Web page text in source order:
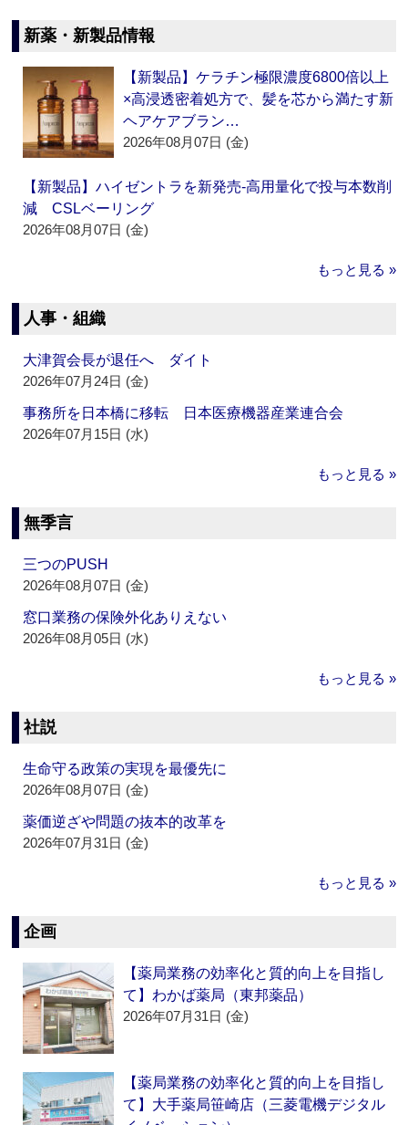
新薬・新製品情報
【新製品】ケラチン極限濃度6800倍以上
×高浸透密着処方で、髪を芯から満たす新
ヘアケアブラン…
2026年08月07日 (金)
【新製品】ハイゼントラを新発売‐高用量化で投与本数削
減 CSLベーリング
2026年08月07日 (金)
もっと見る »
人事・組織
大津賀会長が退任へ ダイト
2026年07月24日 (金)
事務所を日本橋に移転 日本医療機器産業連合会
2026年07月15日 (水)
もっと見る »
無季言
三つのPUSH
2026年08月07日 (金)
窓口業務の保険外化ありえない
2026年08月05日 (水)
もっと見る »
社説
生命守る政策の実現を最優先に
2026年08月07日 (金)
薬価逆ざや問題の抜本的改革を
2026年07月31日 (金)
もっと見る »
企画
【薬局業務の効率化と質的向上を目指し
て】わかば薬局（東邦薬品）
2026年07月31日 (金)
【薬局業務の効率化と質的向上を目指し
て】大手薬局笹崎店（三菱電機デジタル